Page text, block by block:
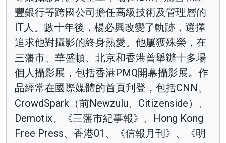
豐銀行等跨國公司擔任高級技術及管理層的
IT人。數十年後，楊必興改變了軌跡，選擇
追求他對攝影的終身熱愛。他屢獲殊榮，在
三藩市、華盛頓、北京和香港曾舉辦十多場
個人攝影展，包括香港PMQ開幕攝影展。作
品經常在國際媒體的首頁刋登，包括CNN、
CrowdSpark（前Newzulu、Citizenside）、
Demotix、《三藩市紀事報》、Hong Kong
Free Press、香港01、《信報月刊》、《明